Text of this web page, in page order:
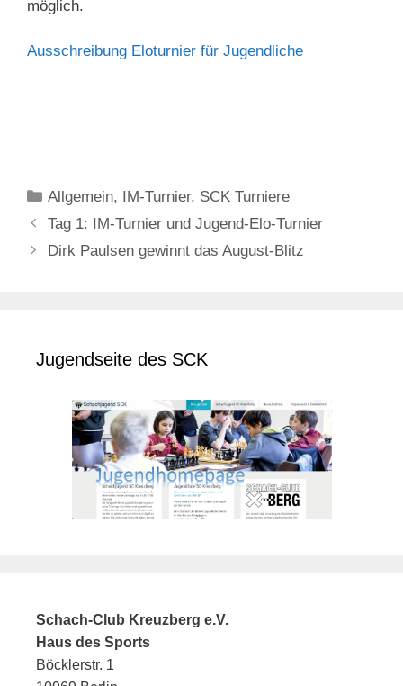
möglich.
Ausschreibung Eloturnier für Jugendliche
Kategorien
Allgemein, IM-Turnier, SCK Turniere
Tag 1: IM-Turnier und Jugend-Elo-Turnier
Dirk Paulsen gewinnt das August-Blitz
Jugendseite des SCK
Schach-Club Kreuzberg e.V.
Haus des Sports
Böcklerstr. 1